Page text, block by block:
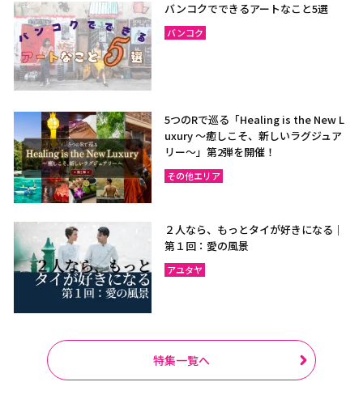
バンコクでできるアートなこと5選
バンコク
5つのRで巡る「Healing is the New L
uxury ～癒しこそ、新しいラグジュア
リー〜」第2弾を開催！
その他エリア
２人なら、もっとタイが好きになる｜
第１回：愛の風景
アユタヤ
特集一覧へ